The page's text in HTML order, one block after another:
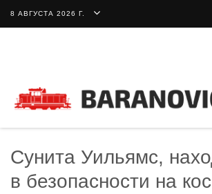
8 АВГУСТА 2026 Г.
Сунита Уильямс,
в безопасности на